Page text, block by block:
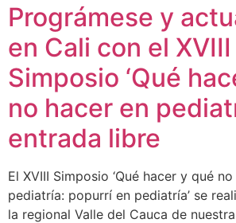
Prográmese y
en Cali con el XVIII
Simposio ‘Qué
no hacer en
entrada libre
El XVIII Simposio ‘Qué hacer y qué
pediatría: popurrí en pediatría’ se
la regional Valle del Cauca de